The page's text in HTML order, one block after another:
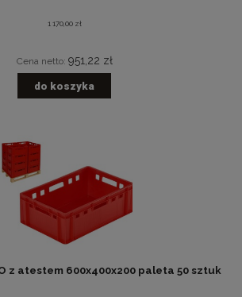
1 170,00 zł
Cena netto: 951,22 zł
do koszyka
z atestem 600x400x200 paleta 50 sztuk